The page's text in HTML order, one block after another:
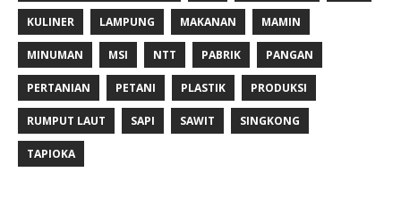
KULINER LAMPUNG MAKANAN MAMIN
MINUMAN MSI NTT PABRIK PANGAN
PERTANIAN PETANI PLASTIK PRODUKSI
RUMPUT LAUT SAPI SAWIT SINGKONG
TAPIOKA